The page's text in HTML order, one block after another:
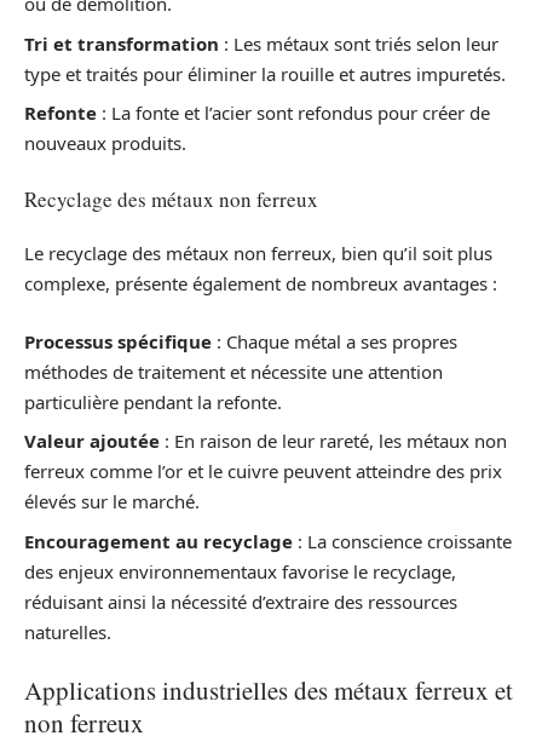
Tri et transformation : Les métaux sont triés selon leur
type et traités pour éliminer la rouille et autres impuretés.
Refonte : La fonte et l’acier sont refondus pour créer de
nouveaux produits.
Recyclage des métaux non ferreux
Le recyclage des métaux non ferreux, bien qu’il soit plus
complexe, présente également de nombreux avantages :
Processus spécifique : Chaque métal a ses propres
méthodes de traitement et nécessite une attention
particulière pendant la refonte.
Valeur ajoutée : En raison de leur rareté, les métaux non
ferreux comme l’or et le cuivre peuvent atteindre des prix
élevés sur le marché.
Encouragement au recyclage : La conscience croissante
des enjeux environnementaux favorise le recyclage,
réduisant ainsi la nécessité d’extraire des ressources
naturelles.
Applications industrielles des métaux ferreux et
non ferreux